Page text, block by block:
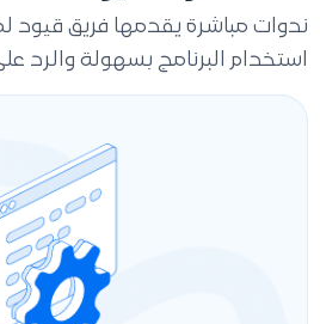
ندوات مباشرة يقدمها فريق
استخدام البرنامج بسهولة والرد